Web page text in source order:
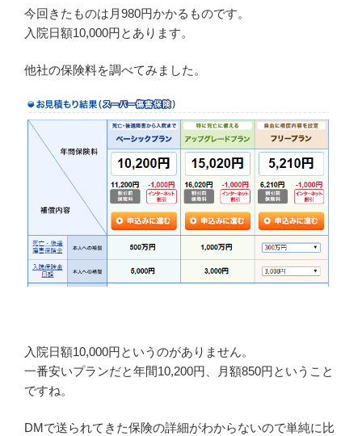
今回きたものは月980円かかるものです。
入院日額10,000円とあります。
他社の保険料を調べてみました。
入院日額10,000円というのがありません。
一番安いプランだと年間10,200円、月額850円ということ
ですね。
DMで送られてきた保険の詳細がわからないので単純に比